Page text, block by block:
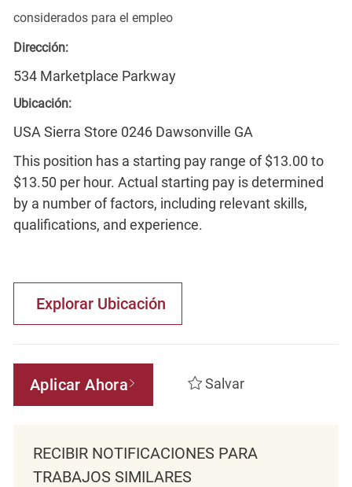
considerados para el empleo
Dirección:
534 Marketplace Parkway
Ubicación:
USA Sierra Store 0246 Dawsonville GA
This position has a starting pay range of $13.00 to
$13.50 per hour. Actual starting pay is determined
by a number of factors, including relevant skills,
qualifications, and experience.
Explorar Ubicación
Aplicar Ahora Salvar
RECIBIR NOTIFICACIONES PARA
TRABAJOS SIMILARES